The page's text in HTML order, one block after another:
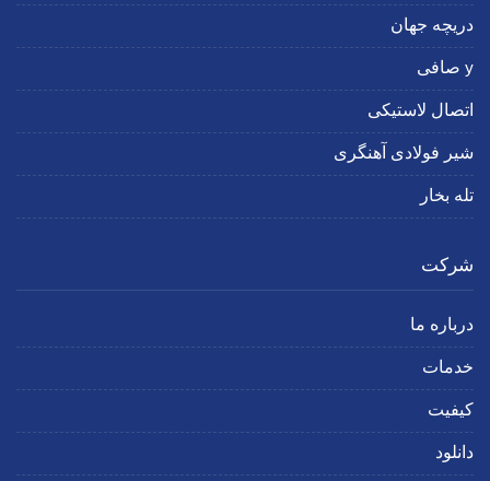
دریچه جهان
y صافی
اتصال لاستیکی
شیر فولادی آهنگری
تله بخار
شرکت
درباره ما
خدمات
کیفیت
دانلود